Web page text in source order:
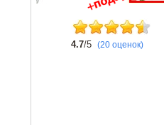
4.7/5 (20 оценок)